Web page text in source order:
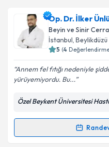
Op. Dr. Hüseyin Demir
oluşturun. Size bu
takvim hazırlandığında
Kişisel verilerimin
kapsamda
Op. Dr. İlker
Beyin ve Sinir
İstanbul, Beylikdüzü
5 (4
Annem fel fıtığı nedeniyle
yürüyemiyordu. Bu...
Özel Beykent Üniversitesi
Randevu Takvimi